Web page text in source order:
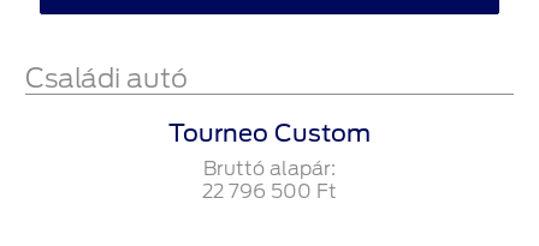
Családi autó
Tourneo Custom
Bruttó alapár:
22‍ ‍796‍ ‍500 Ft